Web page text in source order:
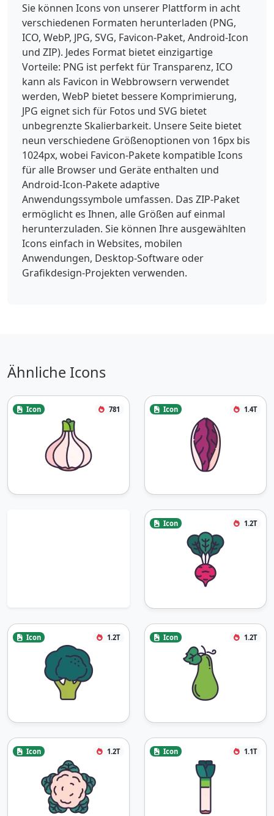
Sie können Icons von unserer Plattform in acht
verschiedenen Formaten herunterladen (PNG,
ICO, WebP, JPG, SVG, Favicon-Paket, Android-Icon
und ZIP). Jedes Format bietet einzigartige
Vorteile: PNG ist perfekt für Transparenz, ICO
kann als Favicon in Webbrowsern verwendet
werden, WebP bietet bessere Komprimierung,
JPG eignet sich für Fotos und SVG bietet
unbegrenzte Skalierbarkeit. Unsere Seite bietet
neun verschiedene Größenoptionen von 16px bis
1024px, wobei Favicon-Pakete kompatible Icons
für alle Browser und Geräte enthalten und
Android-Icon-Pakete adaptive
Anwendungssymbole umfassen. Das ZIP-Paket
ermöglicht es Ihnen, alle Größen auf einmal
herunterzuladen. Sie können Ihre ausgewählten
Icons einfach in Websites, mobilen
Anwendungen, Desktop-Software oder
Grafikdesign-Projekten verwenden.
Ähnliche Icons
Icon 781 Icon 1.4T
Icon 1.2T
Icon 1.2T Icon 1.2T
Icon 1.2T Icon 1.1T